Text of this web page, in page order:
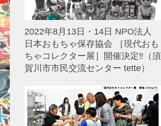
2022年8月13日・14日 NPO法人
日本おもちゃ保存協会 ［現代おも
ちゃコレクター展］開催決定‼️（須
賀川市市民交流センター tette）